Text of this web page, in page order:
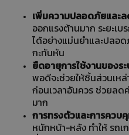
เพิ่มความปลอดภัยและล
ออกแรงต้านมาก ระยะเบ
ได้อย่างแม่นยำและปลอ
กะทันหัน
ยืดอายุการใช้งานของร
พอดีจะช่วยให้ชิ้นส่วนเห
ก่อนเวลาอันควร ช่วยลด
มาก
การทรงตัวและการควบ
หนักหน้า-หลัง ทำให้ รถเ